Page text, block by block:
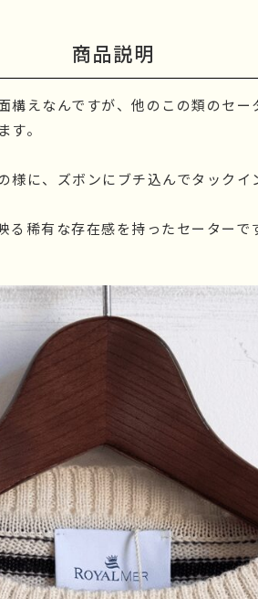
商品説明
構えなんですが、他のこの類のセー
。
に、ズボンにブチ込んでタックイ
稀有な存在感を持ったセーターで